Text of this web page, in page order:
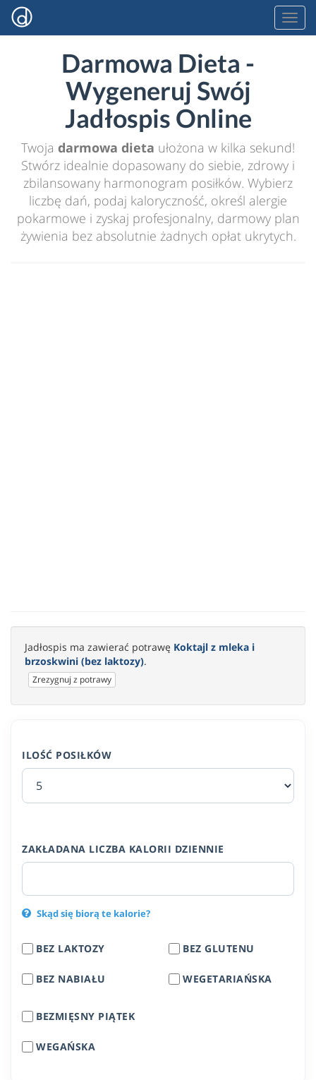
Darmowa Dieta -
Wygeneruj Swój
Jadłospis Online
Twoja darmowa dieta ułożona w kilka sekund!
Stwórz idealnie dopasowany do siebie, zdrowy i
zbilansowany harmonogram posiłków. Wybierz
liczbę dań, podaj kaloryczność, określ alergie
pokarmowe i zyskaj profesjonalny, darmowy plan
żywienia bez absolutnie żadnych opłat ukrytych.
Jadłospis ma zawierać potrawę Koktajl z mleka i
brzoskwini (bez laktozy).
Zrezygnuj z potrawy
ILOŚĆ POSIŁKÓW
ZAKŁADANA LICZBA KALORII DZIENNIE
Skąd się biorą te kalorie?
BEZ LAKTOZY
BEZ NABIAŁU
BEZ GLUTENU
WEGETARIAŃSKA
BEZMIĘSNY PIĄTEK
WEGAŃSKA